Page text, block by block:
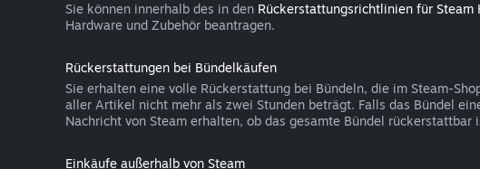
Sie können innerhalb des in den Rückerstattungsrichtlinien für Steam
Hardware und Zubehör beantragen.
Rückerstattungen bei Bündelkäufen
Sie erhalten eine volle Rückerstattung bei Bündeln, die im Steam-
aller Artikel nicht mehr als zwei Stunden beträgt. Falls das Bündel
Nachricht von Steam erhalten, ob das gesamte Bündel rückerstattbar
Einkäufe außerhalb von Steam